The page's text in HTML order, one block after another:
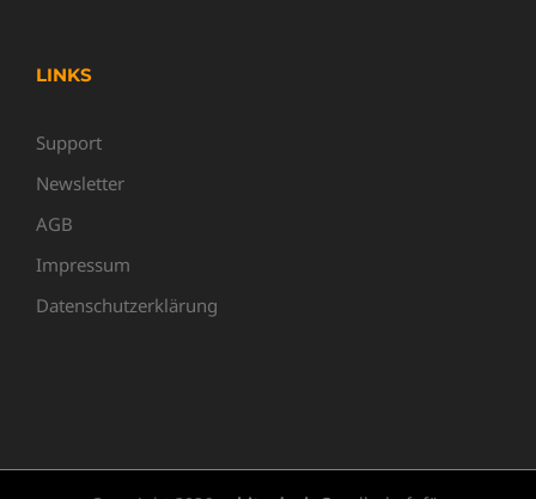
LINKS
Support
Newsletter
AGB
Impressum
Datenschutzerklärung